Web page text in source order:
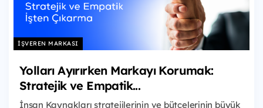
İŞVEREN MARKASI
Yolları Ayırırken Markayı Korumak:
Stratejik ve Empatik...
İnsan Kaynakları stratejilerinin ve bütçelerinin büyük